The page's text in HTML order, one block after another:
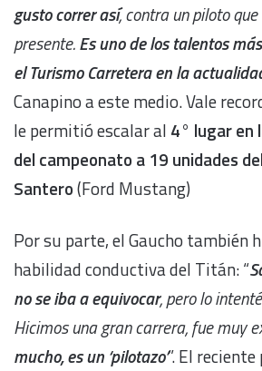
gusto correr así, contra un piloto
presente.Es uno de los talentos
el Turismo Carretera en la
Canapino a este medio. Vale
le permitió escalar al 4° lugar en
del campeonato a 19 unidades
Santero(Ford Mustang)
Por su parte, el Gaucho también
habilidad conductiva del Titán: “
no se iba a equivocar, pero lo
Hicimos una gran carrera, fue muy
mucho, es un ‘pilotazo’”. El